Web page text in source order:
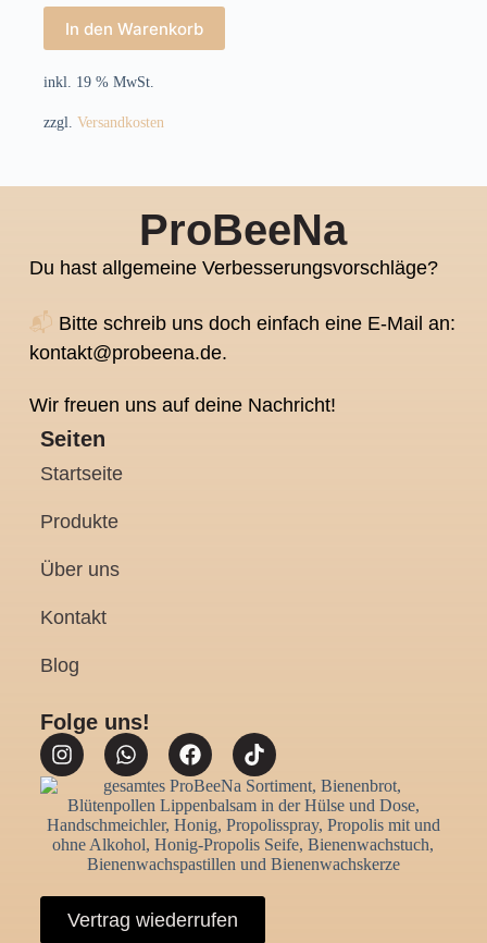
In den Warenkorb
inkl. 19 % MwSt.
zzgl. Versandkosten
ProBeeNa
Du hast allgemeine Verbesserungsvorschläge?
📬 Bitte schreib uns doch einfach eine E-Mail an:
kontakt@probeena.de.
Wir freuen uns auf deine Nachricht!
Seiten
Startseite
Produkte
Über uns
Kontakt
Blog
Folge uns!
Vertrag wiederrufen